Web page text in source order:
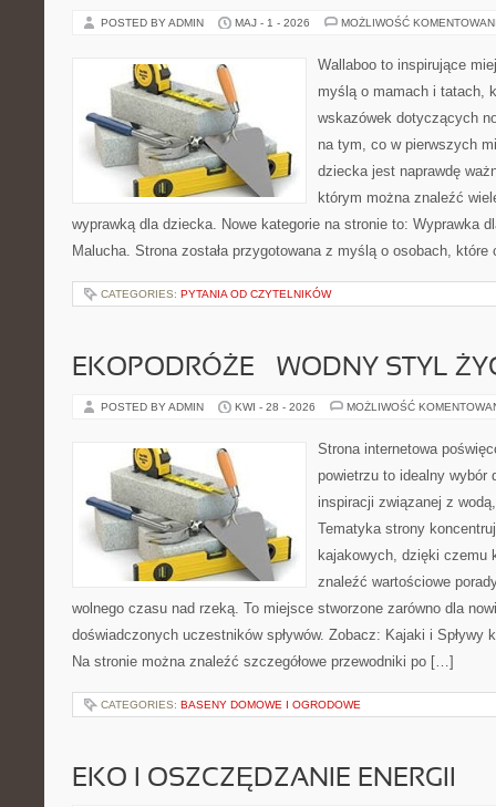
POSTED BY ADMIN MAJ - 1 - 2026 MOŻLIWOŚĆ
Wallaboo to inspirujące
myślą o mamach i tatach,
wskazówek dotyczących
na tym, co w pierwszych
dziecka jest naprawdę
którym można znaleźć
wyprawką dla dziecka. Nowe kategorie na stronie to: Wyprawka
Malucha. Strona została przygotowana z myślą o osobach,
CATEGORIES: PYTANIA OD CZYTELNIKÓW
EKOPODRÓŻE – WODNY STYL
POSTED BY ADMIN KWI - 28 - 2026 MOŻLIWOŚĆ
Strona internetowa
powietrzu to idealny wybór
inspiracji związanej z
Tematyka strony
kajakowych, dzięki czemu
znaleźć wartościowe
wolnego czasu nad rzeką. To miejsce stworzone zarówno dla
doświadczonych uczestników spływów. Zobacz: Kajaki i Spływy
Na stronie można znaleźć szczegółowe przewodniki po […]
CATEGORIES: BASENY DOMOWE I OGRODOWE
EKO I OSZCZĘDZANIE ENERGII